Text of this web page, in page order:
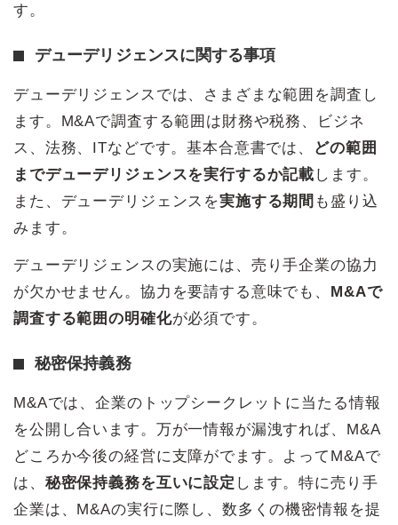
す。
デューデリジェンスに関する事項
デューデリジェンスでは、さまざまな範囲を調査し
ます。M&Aで調査する範囲は財務や税務、ビジネ
ス、法務、ITなどです。基本合意書では、
どの範囲
までデューデリジェンスを実行するか記載 します。
また、デューデリジェンスを実施する期間 も盛り込
みます。
デューデリジェンスの実施には、売り手企業の協力
が欠かせません。協力を要請する意味でも、 M&Aで
調査する範囲の明確化が必須です。
秘密保持義務
M&Aでは、企業のトップシークレットに当たる情報
を公開し合います。万が一情報が漏洩すれば、M&A
どころか今後の経営に支障がでます。よってM&Aで
は、 秘密保持義務を互いに設定 します。特に売り手
企業は、M&Aの実行に際し、数多くの機密情報を提